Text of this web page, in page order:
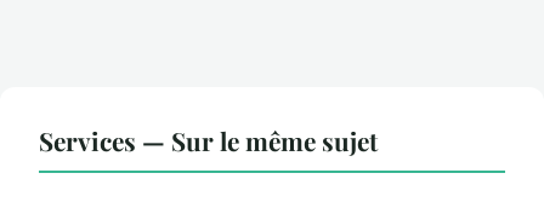
Services — Sur le même sujet